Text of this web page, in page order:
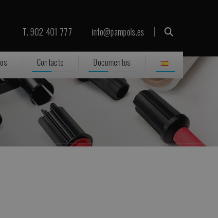
T. 902 401 777 info@pampols.es
Contacto Documentos